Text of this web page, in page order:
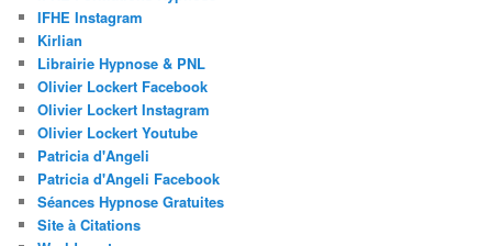
IFHE Instagram
Kirlian
Librairie Hypnose & PNL
Olivier Lockert Facebook
Olivier Lockert Instagram
Olivier Lockert Youtube
Patricia d'Angeli
Patricia d'Angeli Facebook
Séances Hypnose Gratuites
Site à Citations